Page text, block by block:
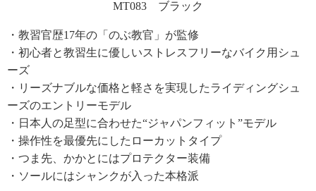
MT083 ブラック
・教習官歴17年の「のぶ教官」が監修
・初心者と教習生に優しいストレスフリーなバイク用シュ
ーズ
・リーズナブルな価格と軽さを実現したライディングシュ
ーズのエントリーモデル
・日本人の足型に合わせた“ジャパンフィット”モデル
・操作性を最優先にしたローカットタイプ
・つま先、かかとにはプロテクター装備
・ソールにはシャンクが入った本格派